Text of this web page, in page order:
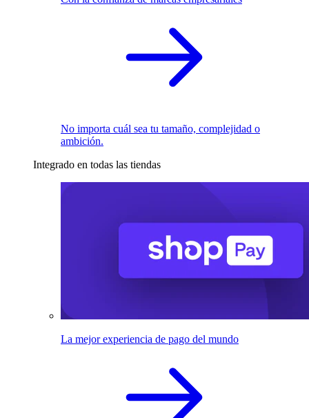
No importa cuál sea tu tamaño, complejidad o
ambición.
Integrado en todas las tiendas
La mejor experiencia de pago del mundo